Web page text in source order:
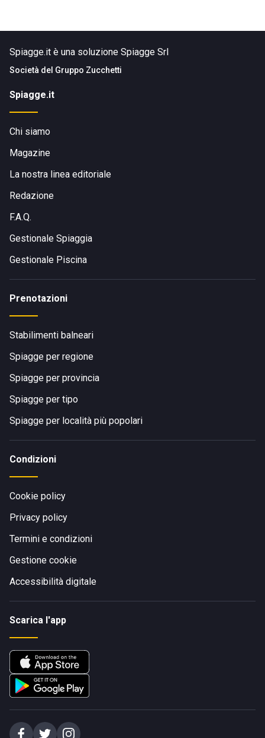
Spiagge.it è una soluzione Spiagge Srl
Società del Gruppo Zucchetti
Spiagge.it
Chi siamo
Magazine
La nostra linea editoriale
Redazione
F.A.Q.
Gestionale Spiaggia
Gestionale Piscina
Prenotazioni
Stabilimenti balneari
Spiagge per regione
Spiagge per provincia
Spiagge per tipo
Spiagge per località più popolari
Condizioni
Cookie policy
Privacy policy
Termini e condizioni
Gestione cookie
Accessibilità digitale
Scarica l'app